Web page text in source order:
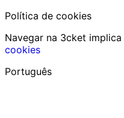
Política de cookies
Navegar na 3cket
cookies
Português